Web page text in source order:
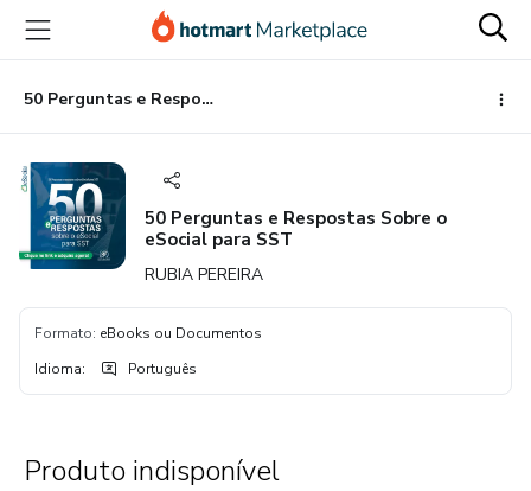
para
conteúdo
principal
para
pagamento
para
rodapé
50 Perguntas e Respostas Sobre o eSocial para SST
50 Perguntas e Respostas Sobre o
eSocial para SST
RUBIA PEREIRA
Formato: eBooks ou Documentos
Idioma: Português
Produto indisponível